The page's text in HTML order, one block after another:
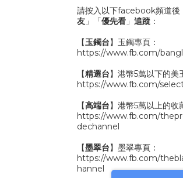
請按入以下facebook頻道後
友 」「優先看 」 追蹤 ：
【玉鐲台】玉鐲專頁：
https://www.fb.com/
【精選台】港幣5萬以下的美
https://www.fb.com/
【高端台】港幣5萬以上的收
https://www.fb.com/
dechannel
【墨翠台】墨翠專頁：
https://www.fb.com/
hannel